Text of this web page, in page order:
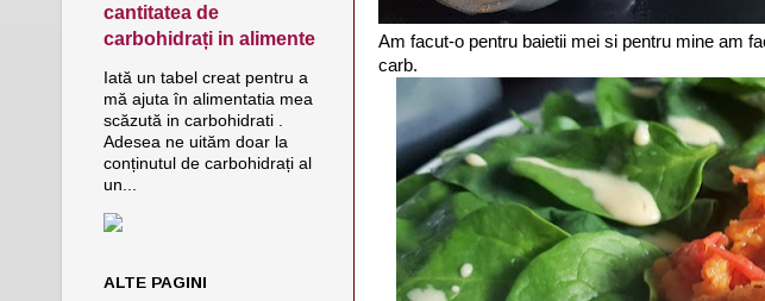
Am facut-o pentru baietii mei si pentru mine am
carb.
cantitatea de
carbohidrați in alimente
Iată un tabel creat pentru a
mă ajuta în alimentatia mea
scăzută in carbohidrati .
Adesea ne uităm doar la
conținutul de carbohidrați al
un...
ALTE PAGINI